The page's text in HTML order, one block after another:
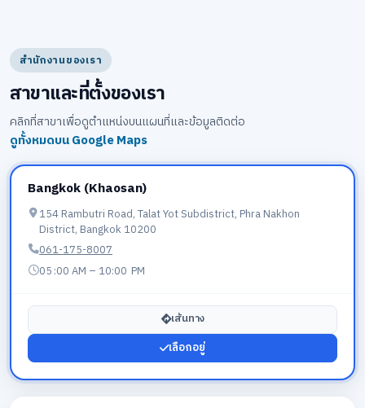
สำนักงานของเรา
สาขาและที่ตั้งของเรา
คลิกที่สาขาเพื่อดูตำแหน่งบนแผนที่และข้อมูลติดต่อ
ดูทั้งหมดบน Google Maps
เลือกอยู่
Bangkok (Khaosan)
154 Rambutri Road, Talat Yot Subdistrict, Phra Nakhon
District, Bangkok 10200
061-175-8007
05 :00 AM – 10:00 PM
เส้นทาง
เลือกอยู่